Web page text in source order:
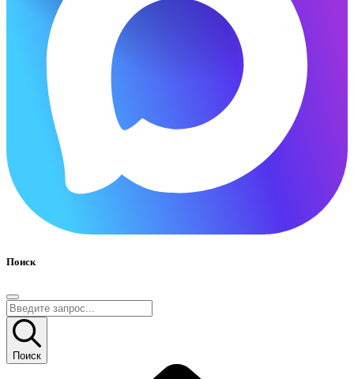
Поиск
Поиск